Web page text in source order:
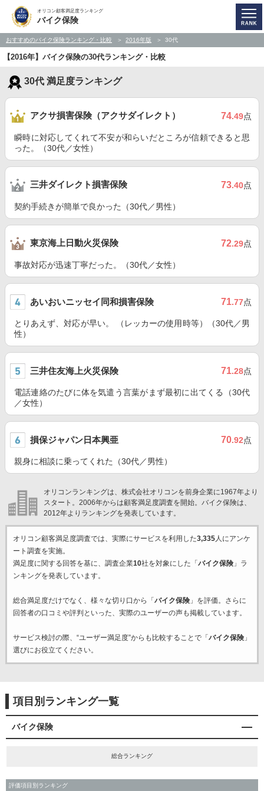
オリコン顧客満足度ランキング
バイク保険
おすすめのバイク保険ランキング・比較 2016年版 30代
【2016年】バイク保険の30代ランキング・比較
30代 満足度ランキング
アクサ損害保険（アクサダイレクト） 74.49点
瞬時に対応してくれて不安が和らいだところが信頼できると思
った。（30代／女性）
三井ダイレクト損害保険 73.40点
契約手続きが簡単で良かった（30代／男性）
東京海上日動火災保険 72.29点
事故対応が迅速丁寧だった。（30代／女性）
あいおいニッセイ同和損害保険 71.77点
とりあえず、対応が早い。 （レッカーの使用時等）（30代／男
性）
三井住友海上火災保険 71.28点
電話連絡のたびに体を気遣う言葉がまず最初に出てくる（30代
／女性）
損保ジャパン日本興亜 70.92点
親身に相談に乗ってくれた（30代／男性）
オリコンランキングは、株式会社オリコンを前身企業に1967年より
スタート。2006年からは顧客満足度調査を開始。バイク保険は、
2012年よりランキングを発表しています。
オリコン顧客満足度調査では、実際にサービスを利用した3,335人にアンケ
ート調査を実施。
満足度に関する回答を基に、調査企業10社を対象にした「 バイク保険」ラ
ンキングを発表しています。
総合満足度だけでなく、様々な切り口から「 バイク保険」を評価。さらに
回答者の口コミや評判といった、実際のユーザーの声も掲載しています。
サービス検討の際、“ユーザー満足度”からも比較することで「 バイク保険」
選びにお役立てください。
項目別ランキング一覧
バイク保険
総合ランキング
評価項目別ランキング